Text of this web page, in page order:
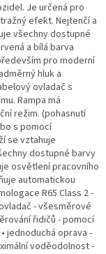
Je určená pro
efekt. Nejtenčí a
všechny dostupné
a bílá barva
pro moderní
hluk a
ovladač s
Rampa má
režim. (pohasnutí
s pomocí
se vztahuje
dostupné barvy
osvětlení pracovního
automatickou
R65 Class 2 -
- všesměrové
řidičů - pomocí
jednoduchá oprava -
voděodolnost -